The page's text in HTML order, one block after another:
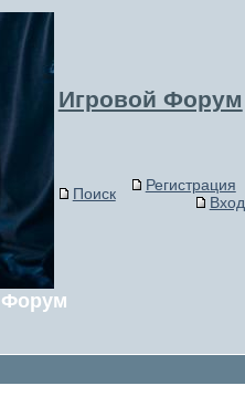
Игровой Форум
Поиск
Регистрация
Вход
Форум